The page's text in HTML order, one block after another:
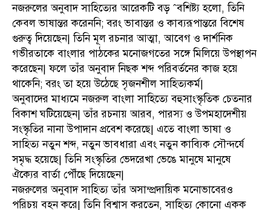
নজরুলের অনুবাদ সাহিত্যের আরেকটি বড় ˆবশিষ্ট্য হলো, তিনি
কেবল ভাষান্তর করেননি; বরং ভাবান্তর ও কাব্যরূপান্তরে বিশেষ
গুরুত্ব দিয়েছেন| তিনি মূল রচনার আত্মা, আবেগ ও দার্শনিক
গভীরতাকে বাংলার পাঠকের মনোজগতের সঙ্গে মিলিয়ে উপস্থাপন
করেছেন| ফলে তাঁর অনুবাদ নিছক শব্দ পরিবর্তনের কাজ হয়ে
থাকেনি; বরং তা হয়ে উঠেছে সৃজনশীল সাহিত্যকর্ম|
অনুবাদের মাধ্যমে নজরুল বাংলা সাহিত্যে বহুসাংস্কৃতিক চেতনার
বিকাশ ঘটিয়েছেন| তাঁর রচনায় আরব, পারস্য ও উপমহাদেশীয়
সংস্কৃতির নানা উপাদান প্রবেশ করেছে| এতে বাংলা ভাষা ও
সাহিত্য নতুন শব্দ, নতুন ভাবধারা এবং নতুন কাব্যিক সৌন্দর্যে
সমৃদ্ধ হয়েছে| তিনি সংস্কৃতির ভেদরেখা ভেঙে মানুষে মানুষে
ঐক্যের বার্তা পৌঁছে দিয়েছেন|
নজরুলের অনুবাদ সাহিত্য তাঁর অসাম্প্রদায়িক মনোভাবেরও
পরিচয় বহন করে| তিনি বিশ্বাস করতেন, সাহিত্য কোনো একক